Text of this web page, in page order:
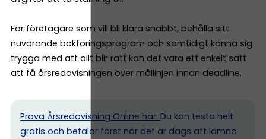
För företagare som vill bli klara snabbt, behålla sitt
nuvarande bokföringsprogram och samtidigt känna sig
trygga med att allt blir rätt kan det vara ett enkelt sätt
att få årsredovisningen över mållinjen innan deadline.
Prova Årsredovisning Online här. Du kan testa helt
gratis och betalar först när det är dags att lämna